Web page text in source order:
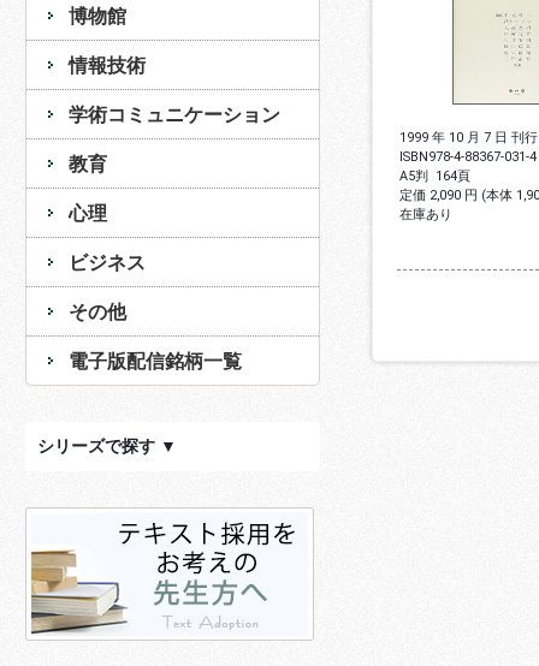
博物館
情報技術
学術コミュニケーション
教育
心理
ビジネス
その他
電子版配信銘柄一覧
シリーズで探す ▼
1999 年 10 月 7 日 刊行
ISBN978-4-88367-031-4
A5判 164頁
定価 2,090 円 (本体
在庫あり